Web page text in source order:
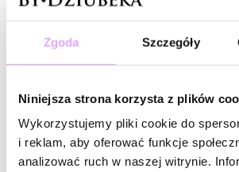
Zgoda Szczegóły
Niniejsza strona korzysta z plików
Wykorzystujemy pliki cookie do
i reklam, aby oferować funkcje
analizować ruch w naszej witrynie.
Cena regularna
%
Zapytaj o produkt
Opis produktu